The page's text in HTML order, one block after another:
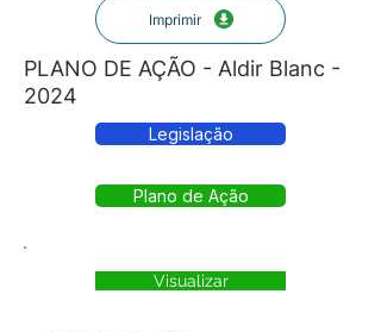
Imprimir
PLANO DE AÇÃO - Aldir Blanc -
2024
Legislação
Plano de Ação
Visualizar